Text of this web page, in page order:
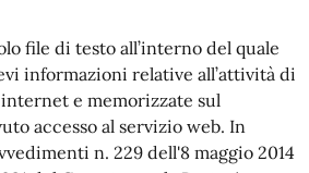
file di testo all’interno del quale
informazioni relative all’attività di
e memorizzate sul
accesso al servizio web. In
n. 229 dell'8 maggio 2014